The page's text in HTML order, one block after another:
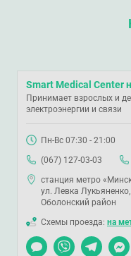
Smart Medical Center
Принимает взрослых и
электроэнергии и связи
Пн-Вс 07:30 - 21:00
(067) 127-03-03
станция метро
ул. Левка
Оболонский район
Схемы проезда: на
Чат
Viber Telegram